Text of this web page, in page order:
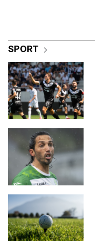
SPORT